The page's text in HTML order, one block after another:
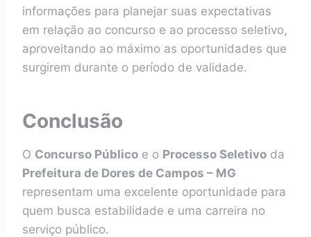
informações para planejar suas expectativas
em relação ao concurso e ao processo seletivo,
aproveitando ao máximo as oportunidades que
surgirem durante o período de validade.
Conclusão
O Concurso Público e o Processo Seletivo da
Prefeitura de Dores de Campos – MG
representam uma excelente oportunidade para
quem busca estabilidade e uma carreira no
serviço público.